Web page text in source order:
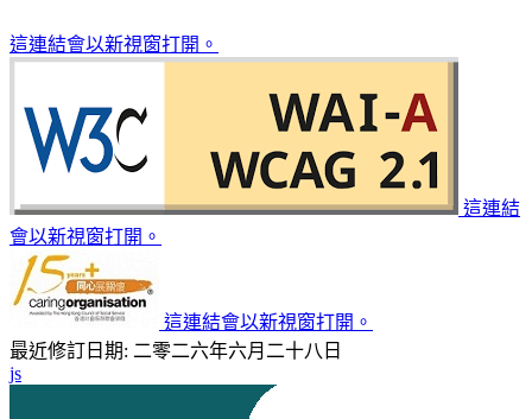
這連結會以新視窗打開。
這連結
會以新視窗打開。
這連結會以新視窗打開。
最近修訂日期: 二零二六年六月二十八日
js